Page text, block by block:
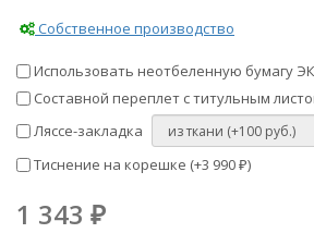
Собственное производство
Использовать неотбеленную бумагу
Составной переплет с титульным
Ляссе-закладка
Тиснение на корешке (+3 990 ₽)
1 343 ₽